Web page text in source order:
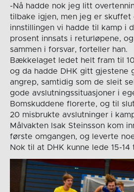
-Nå hadde nok jeg litt
tilbake igjen, men jeg er skuffet
innstillingen vi hadde til kamp i
prosent innsats i returløpene,
sammen i forsvar, forteller han.
Bækkelaget ledet helt fram til
og da hadde DHK gitt gjestene
angrep, samtidig som de sleit
gode avslutningssituasjoner i
Bomskuddene florerte, og til
20 misbrukte avslutninger i
Målvakten Isak Steinsson kom
første omgangen, og leverte
Nok til at DHK kunne lede 15-14